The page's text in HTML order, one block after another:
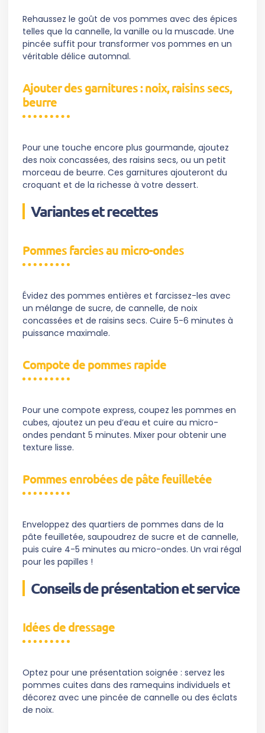
Rehaussez le goût de vos pommes avec des épices
telles que la cannelle, la vanille ou la muscade. Une
pincée suffit pour transformer vos pommes en un
véritable délice automnal.
Ajouter des garnitures : noix, raisins secs,
beurre
Pour une touche encore plus gourmande, ajoutez
des noix concassées, des raisins secs, ou un petit
morceau de beurre. Ces garnitures ajouteront du
croquant et de la richesse à votre dessert.
Variantes et recettes
Pommes farcies au micro-ondes
Évidez des pommes entières et farcissez-les avec
un mélange de sucre, de cannelle, de noix
concassées et de raisins secs. Cuire 5-6 minutes à
puissance maximale.
Compote de pommes rapide
Pour une compote express, coupez les pommes en
cubes, ajoutez un peu d’eau et cuire au micro-
ondes pendant 5 minutes. Mixer pour obtenir une
texture lisse.
Pommes enrobées de pâte feuilletée
Enveloppez des quartiers de pommes dans de la
pâte feuilletée, saupoudrez de sucre et de cannelle,
puis cuire 4-5 minutes au micro-ondes. Un vrai régal
pour les papilles !
Conseils de présentation et service
Idées de dressage
Optez pour une présentation soignée : servez les
pommes cuites dans des ramequins individuels et
décorez avec une pincée de cannelle ou des éclats
de noix.